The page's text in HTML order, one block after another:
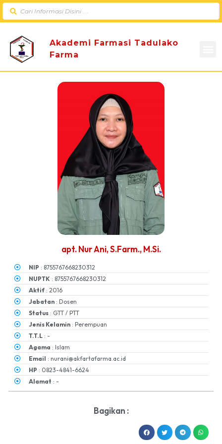
Akademi Farmasi Tadulako
Farma
apt. Nur Ani, S.Farm., M.Si.
NIP : 8755767668230312
NUPTK : 8755767668230312
Aktif : 2016
Jabatan : Dosen
Status : GTT / PTT
Jenis Kelamin : Perempuan
T.T.L : -
Agama : Islam
Email : nurani@akfartafarma.ac.id
HP : 0823-4841-6624
Alamat : -
Bagikan :